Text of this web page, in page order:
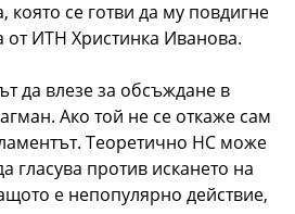
се готви да му повдигне
от ИТН Христинка Иванова.
да влезе за обсъждане в
Ако той не се откаже сам
Теоретично НС може
гласува против искането на
е непопулярно действие,